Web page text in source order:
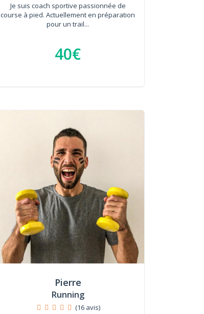
Je suis coach sportive passionnée de
course à pied. Actuellement en préparation
pour un trail...
40€
Pierre
Running
(16 avis)